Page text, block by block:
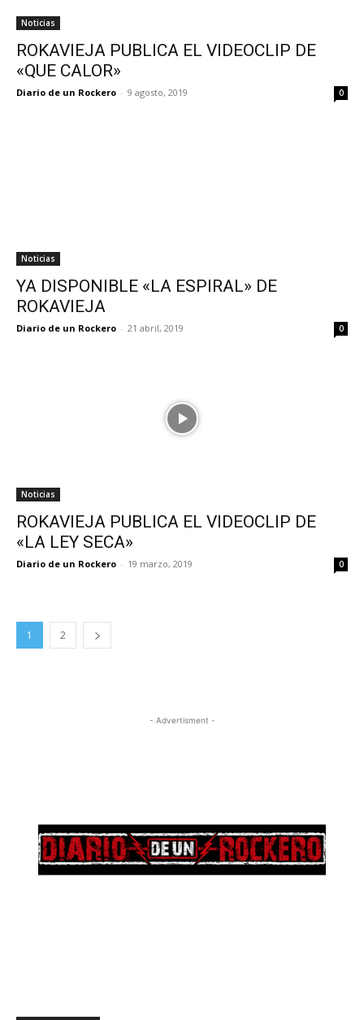
Noticias
ROKAVIEJA PUBLICA EL VIDEOCLIP DE
«QUE CALOR»
Diario de un Rockero - 9 agosto, 2019 0
Noticias
YA DISPONIBLE «LA ESPIRAL» DE
ROKAVIEJA
Diario de un Rockero - 21 abril, 2019 0
Noticias
ROKAVIEJA PUBLICA EL VIDEOCLIP DE
«LA LEY SECA»
Diario de un Rockero - 19 marzo, 2019 0
1 2
- Advertisment -